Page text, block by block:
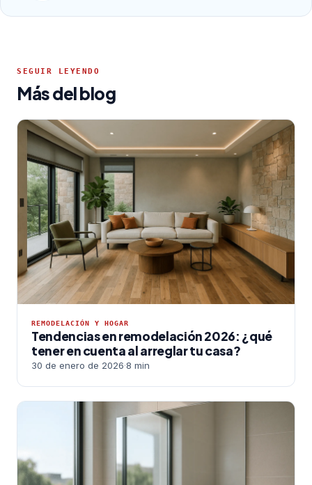
SEGUIR LEYENDO
Más del blog
REMODELACIÓN Y HOGAR
Tendencias en remodelación 2026: ¿qué
tener en cuenta al arreglar tu casa?
30 de enero de 2026·8 min